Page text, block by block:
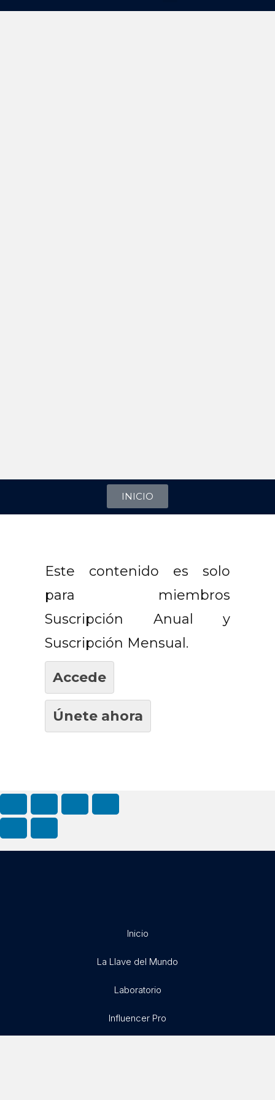
INICIO
Este contenido es solo
para miembros
Suscripción Anual y
Suscripción Mensual.
Accede
Únete ahora
Inicio
La Llave del Mundo
Laboratorio
Influencer Pro